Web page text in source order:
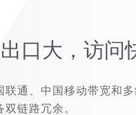
口大，访问
联通、中国移动带宽和
链路冗余。